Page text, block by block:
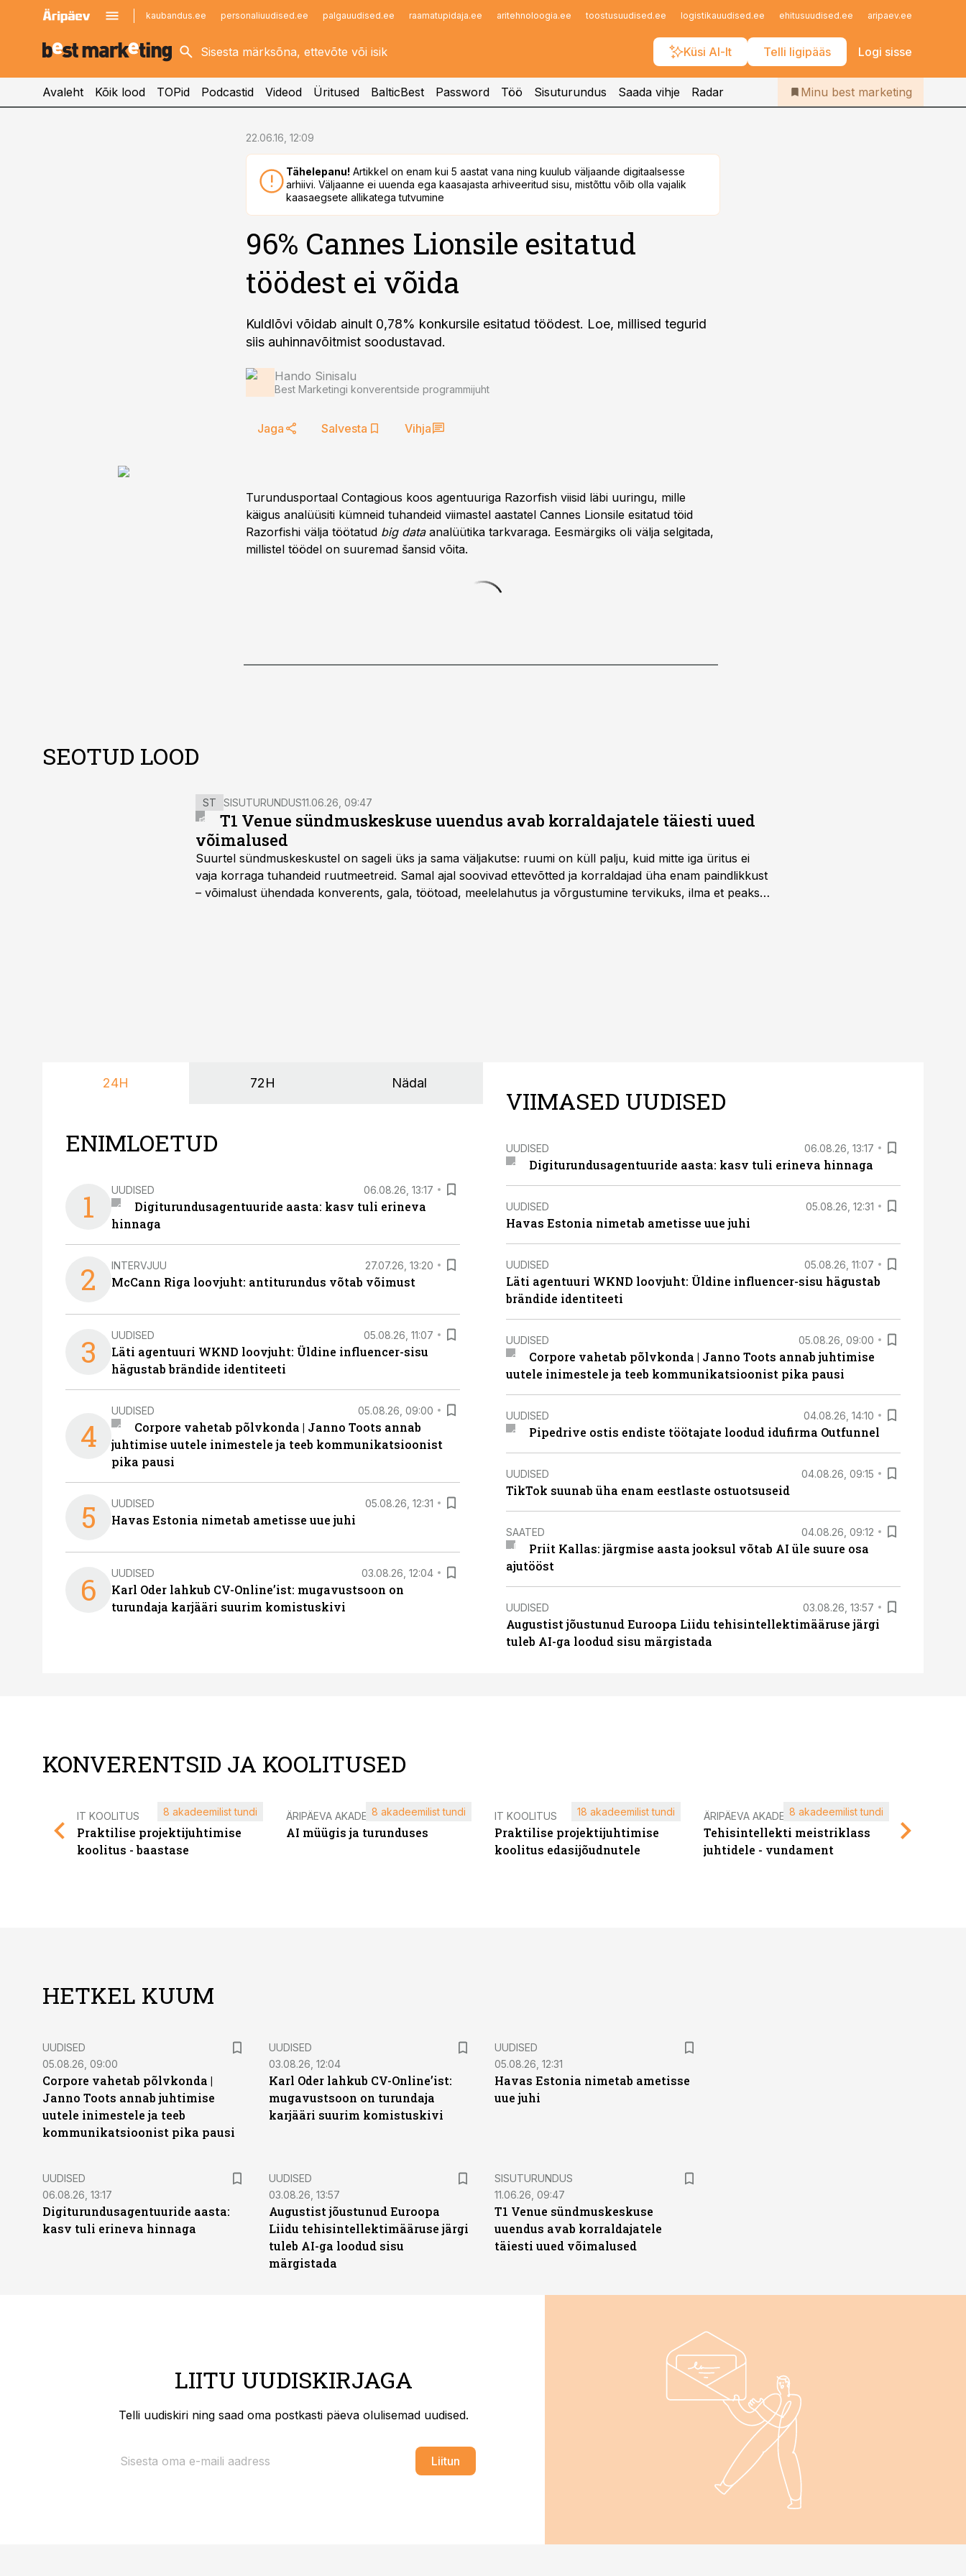
kaubandus.ee personaliuudised.ee palgauudised.ee raamatupidaja.ee aritehnoloogia.ee toostusuudised.ee logistikauudised.ee ehitusuudised.ee aripaev.ee
Küsi AI-lt Telli ligipääs Logi sisse
kinnisvarauudised.ee
logistikauudised.ee
imelineajalugu.ee
Infopank
Iseteenindus
Telli Bestmarketing
Avaleht Kõik lood TOPid Podcastid Videod Üritused BalticBest Password Töö Sisuturundus Saada vihje Radar Minu best marketing
22.06.16, 12:09
Tähelepanu! Artikkel on enam kui 5 aastat vana ning kuulub väljaande digitaalsesse
arhiivi. Väljaanne ei uuenda ega kaasajasta arhiveeritud sisu, mistõttu võib olla vajalik
kaasaegsete allikatega tutvumine
96% Cannes Lionsile esitatud
töödest ei võida
Kuldlõvi võidab ainult 0,78% konkursile esitatud töödest. Loe, millised tegurid
siis auhinnavõitmist soodustavad.
Hando Sinisalu
Best Marketingi konverentside programmijuht
Jaga Salvesta Vihja
Turundusportaal Contagious koos agentuuriga Razorfish viisid läbi uuringu, mille
käigus analüüsiti kümneid tuhandeid viimastel aastatel Cannes Lionsile esitatud töid
Razorfishi välja töötatud big dataanalüütika tarkvaraga. Eesmärgiks oli välja selgitada,
millistel töödel on suuremad šansid võita.
SEOTUD LOOD
ST SISUTURUNDUS11.06.26, 09:47
T1 Venue sündmuskeskuse uuendus avab korraldajatele täiesti uued
võimalused
Suurtel sündmuskeskustel on sageli üks ja sama väljakutse: ruumi on küll palju, kuid mitte iga üritus ei
vaja korraga tuhandeid ruutmeetreid. Samal ajal soovivad ettevõtted ja korraldajad üha enam paindlikkust
– võimalust ühendada konverents, gala, töötoad, meelelahutus ja võrgustumine tervikuks, ilma et peaks
24H 72H Nädal
ENIMLOETUD
1 UUDISED 06.08.26, 13:17
Digiturundusagentuuride aasta: kasv tuli erineva
hinnaga
2 INTERVJUU 27.07.26, 13:20
McCann Riga loovjuht: antiturundus võtab võimust
3 UUDISED 05.08.26, 11:07
Läti agentuuri WKND loovjuht: Üldine influencer-sisu
hägustab brändide identiteeti
4
UUDISED 05.08.26, 09:00
Corpore vahetab põlvkonda | Janno Toots annab
juhtimise uutele inimestele ja teeb kommunikatsioonist
pika pausi
5 UUDISED 05.08.26, 12:31
Havas Estonia nimetab ametisse uue juhi
6 UUDISED 03.08.26, 12:04
Karl Oder lahkub CV-Online’ist: mugavustsoon on
turundaja karjääri suurim komistuskivi
VIIMASED UUDISED
UUDISED 06.08.26, 13:17
Digiturundusagentuuride aasta: kasv tuli erineva hinnaga
UUDISED 05.08.26, 12:31
Havas Estonia nimetab ametisse uue juhi
UUDISED 05.08.26, 11:07
Läti agentuuri WKND loovjuht: Üldine influencer-sisu hägustab
brändide identiteeti
UUDISED 05.08.26, 09:00
Corpore vahetab põlvkonda | Janno Toots annab juhtimise
uutele inimestele ja teeb kommunikatsioonist pika pausi
UUDISED 04.08.26, 14:10
Pipedrive ostis endiste töötajate loodud idufirma Outfunnel
UUDISED 04.08.26, 09:15
TikTok suunab üha enam eestlaste ostuotsuseid
SAATED 04.08.26, 09:12
Priit Kallas: järgmise aasta jooksul võtab AI üle suure osa
ajutööst
UUDISED 03.08.26, 13:57
Augustist jõustunud Euroopa Liidu tehisintellektimääruse järgi
tuleb AI-ga loodud sisu märgistada
KONVERENTSID JA KOOLITUSED
IT KOOLITUS
Praktilise projektijuhtimise
koolitus - baastase
8 akadeemilist tundi ÄRIPÄEVA AKADEEMIA
AI müügis ja turunduses
8 akadeemilist tundi IT KOOLITUS
Praktilise projektijuhtimise
koolitus edasijõudnutele
18 akadeemilist tundi ÄRIPÄEVA AKADEEMIA
Tehisintellekti meistriklass
juhtidele - vundament
8 akadeemilist tundi
HETKEL KUUM
UUDISED
05.08.26, 09:00
Corpore vahetab põlvkonda |
Janno Toots annab juhtimise
uutele inimestele ja teeb
kommunikatsioonist pika pausi
UUDISED
03.08.26, 12:04
Karl Oder lahkub CV-Online’ist:
mugavustsoon on turundaja
karjääri suurim komistuskivi
UUDISED
05.08.26, 12:31
Havas Estonia nimetab ametisse
uue juhi
UUDISED
06.08.26, 13:17
Digiturundusagentuuride aasta:
kasv tuli erineva hinnaga
UUDISED
03.08.26, 13:57
Augustist jõustunud Euroopa
Liidu tehisintellektimääruse järgi
tuleb AI-ga loodud sisu
märgistada
ST
SISUTURUNDUS
11.06.26, 09:47
T1 Venue sündmuskeskuse
uuendus avab korraldajatele
täiesti uued võimalused
LIITU UUDISKIRJAGA
Telli uudiskiri ning saad oma postkasti päeva olulisemad uudised.
Liitun